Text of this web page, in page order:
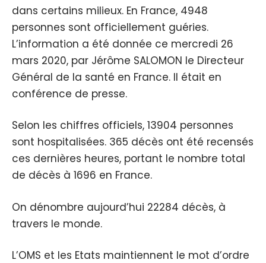
dans certains milieux. En France, 4948
personnes sont officiellement guéries.
L’information a été donnée ce mercredi 26
mars 2020, par Jérôme SALOMON le Directeur
Général de la santé en France. Il était en
conférence de presse.
Selon les chiffres officiels, 13904 personnes
sont hospitalisées. 365 décès ont été recensés
ces dernières heures, portant le nombre total
de décès à 1696 en France.
On dénombre aujourd’hui 22284 décès, à
travers le monde.
L’OMS et les Etats maintiennent le mot d’ordre